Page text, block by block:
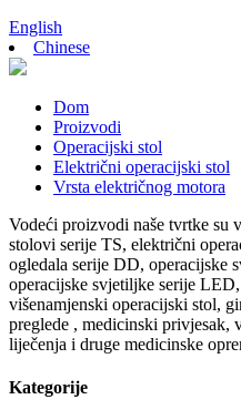
English
Chinese
Dom
Proizvodi
Operacijski stol
Električni operacijski stol
Vrsta električnog motora
Vodeći proizvodi naše tvrtke su
stolovi serije TS, električni
ogledala serije DD, operacijske
operacijske svjetiljke serije
višenamjenski operacijski stol,
preglede , medicinski privjesak,
liječenja i druge medicinske
Kategorije